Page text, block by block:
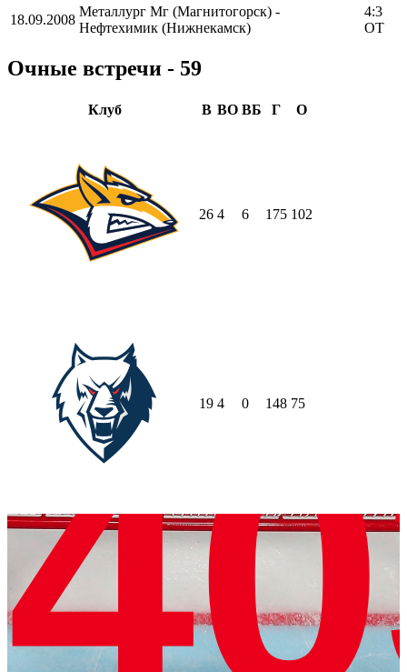
18.09.2008
Металлург Мг (Магнитогорск) -
Нефтехимик (Нижнекамск)
4:3
OT
Очные встречи - 59
Клуб В ВО ВБ Г О
26 4 6 175 102
19 4 0 148 75